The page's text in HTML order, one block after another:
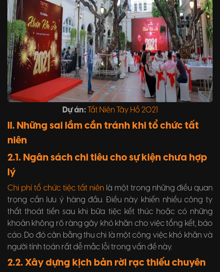
Dự án: Tất Niên Tây Hồ 2021
II. Những sai lầm cần tránh khi tổ chức tất
niên
2.1. Ngân sách chi tiêu cho sự kiện chưa hợp
lý
Chi phí tổ chức tiệc tất niên là một trong những điều quan
trọng cần lưu ý hàng đầu. Điều này khiến nhiều công ty
thất thoát tiền sau khi bữa tiệc kết thúc hoặc có những
khoản không rõ ràng gây khó khăn cho việc tổng kết, báo
cáo. Do đó cân bằng thu chi là một công việc khó khăn và
người tính toán rất dễ mắc lỗi trong vấn đề này.
2.2. Xây dựng kịch bản rời rạc thiếu chuyên